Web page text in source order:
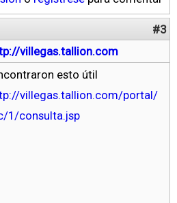
#3
villegas.tallion.com
esto útil
villegas.tallion.com/portal/
1/consulta.jsp